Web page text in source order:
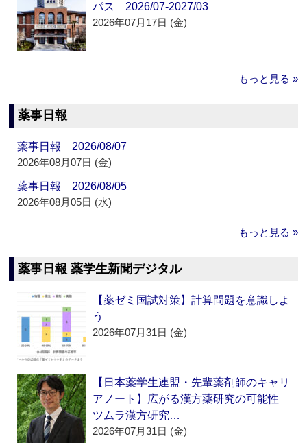
パス 2026/07-2027/03
2026年07月17日 (金)
もっと見る »
薬事日報
薬事日報 2026/08/07
2026年08月07日 (金)
薬事日報 2026/08/05
2026年08月05日 (水)
もっと見る »
薬事日報 薬学生新聞デジタル
【薬ゼミ国試対策】計算問題を意識しよ
う
2026年07月31日 (金)
【日本薬学生連盟・先輩薬剤師のキャリ
アノート】広がる漢方薬研究の可能性
ツムラ漢方研究…
2026年07月31日 (金)